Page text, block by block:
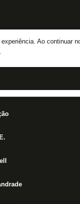
Ao continuar
.
na Copa